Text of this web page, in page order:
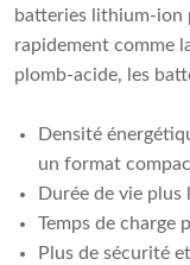
batteries lithium-ion
rapidement comme
plomb-acide, les
Densité
un format
Durée de vie plus
Temps de charge
Plus de sécurité